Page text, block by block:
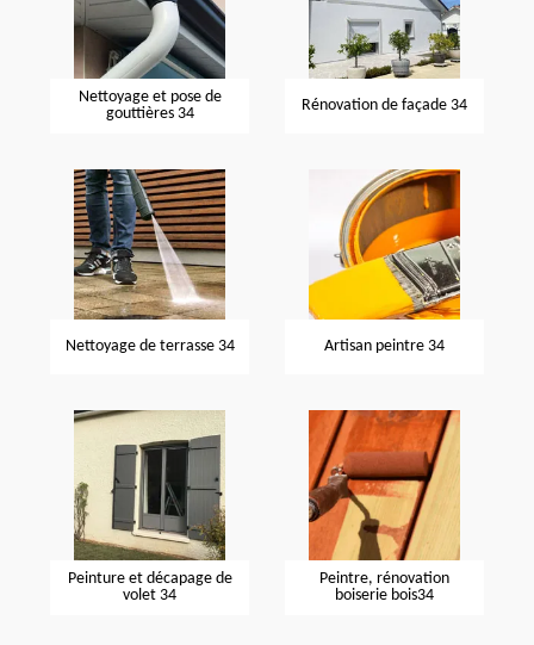
Nettoyage et pose de
gouttières 34
Rénovation de façade 34
Nettoyage de terrasse 34 Artisan peintre 34
Peinture et décapage de
volet 34
Peintre, rénovation
boiserie bois34